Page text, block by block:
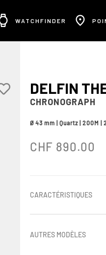
WATCHFINDER
DELFIN
CHRONOGRAPH
Ø 43 mm | Quartz | 200M |
CHF 890.00
CARACTÉRISTIQUES
AUTRES MODÈLES